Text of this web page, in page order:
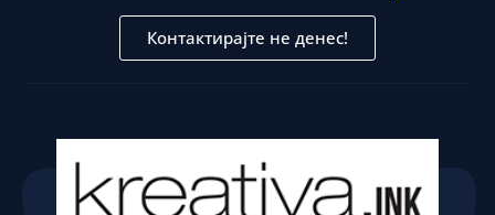
Контактирајте не денес!